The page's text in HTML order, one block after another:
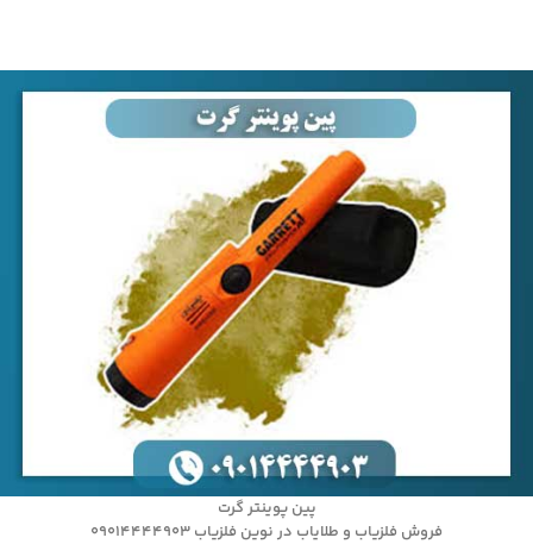
پین پوینتر گرت
فروش فلزیاب و طلایاب در نوین فلزیاب 09014444903